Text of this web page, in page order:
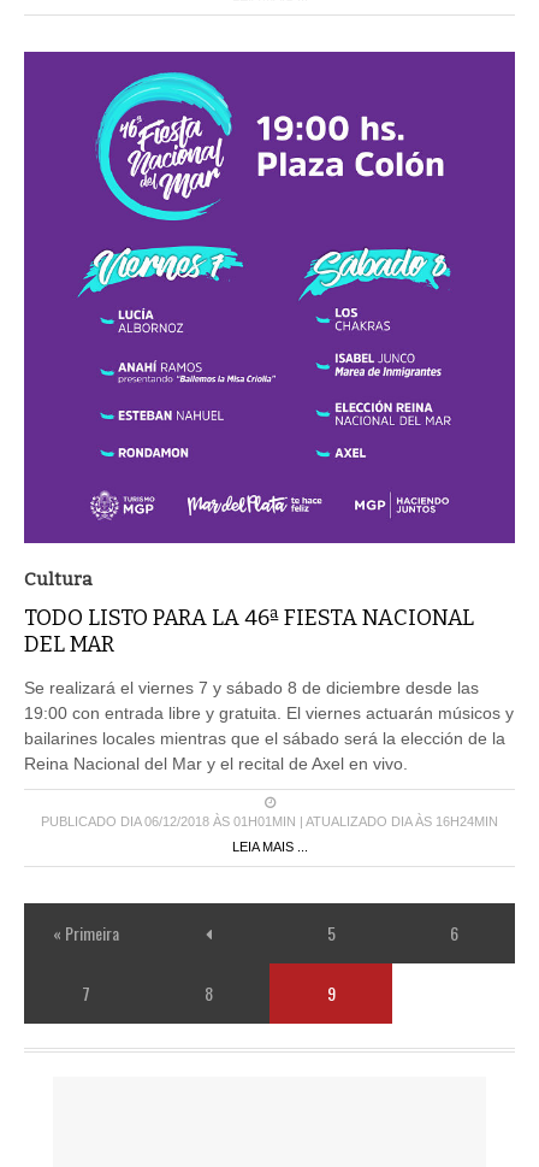
Cultura
TODO LISTO PARA LA 46ª FIESTA NACIONAL
DEL MAR
Se realizará el viernes 7 y sábado 8 de diciembre desde las
19:00 con entrada libre y gratuita. El viernes actuarán músicos y
bailarines locales mientras que el sábado será la elección de la
Reina Nacional del Mar y el recital de Axel en vivo.
PUBLICADO DIA 06/12/2018 ÀS 01H01MIN | ATUALIZADO DIA ÀS 16H24MIN
LEIA MAIS ...
« Primeira 5 6
7 8 9